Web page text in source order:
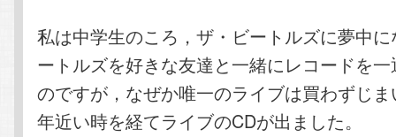
私は中学生のころ，ザ・ビートルズに夢中
ートルズを好きな友達と一緒にレコードを
のですが，なぜか唯一のライブは買わずじ
年近い時を経てライブのCDが出ました。